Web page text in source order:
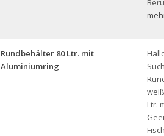
Rundbehälter 80 Ltr. mit
Aluminiumring
Ltr.